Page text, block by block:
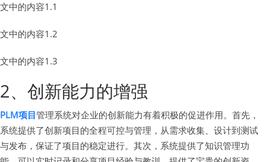
文中的内容1.1
文中的内容1.2
文中的内容1.3
2、创新能力的增强
PLM项目管理系统对企业的创新能力有着积极的促进作用。首先，
系统提供了创新项目的全程可控与管理，从需求收集、设计到测试
与发布，保证了项目的稳定进行。其次，系统提供了知识管理功